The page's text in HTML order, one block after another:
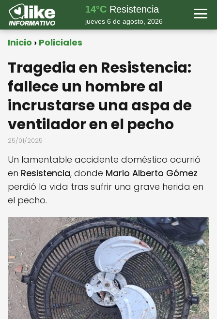
14°C Resistencia
jueves 6 de agosto, 2026
Inicio Policiales
Tragedia en Resistencia:
fallece un hombre al
incrustarse una aspa de
ventilador en el pecho
25/01/2025
Un lamentable accidente doméstico ocurrió
en Resistencia, donde Mario Alberto Gómez
perdió la vida tras sufrir una grave herida en
el pecho.